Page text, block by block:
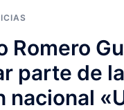
Romero
parte de
nacional